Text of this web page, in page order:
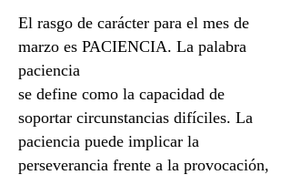
El rasgo de carácter para el mes de
marzo es PACIENCIA. La palabra
paciencia
se define como la capacidad de
soportar circunstancias difíciles. La
paciencia puede implicar la
perseverancia frente a la provocación,